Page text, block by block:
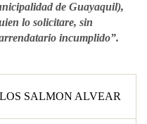
de Guayaquil),
lo solicitare, sin
incumplido”.
SALMON ALVEAR